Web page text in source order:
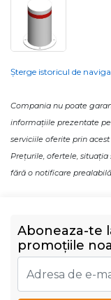
Șterge istoricul de
Compania nu poate
informațiile prezentate
serviciile oferite prin
Prețurile, ofertele,
fără o notificare
Aboneaza-te
promoțiile